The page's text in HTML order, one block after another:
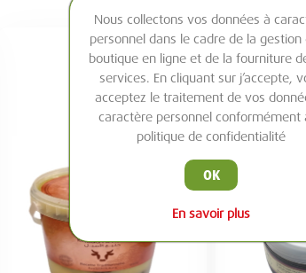
Nous collectons vos données à
personnel dans le cadre de la gestion
boutique en ligne et de la fourniture
services. En cliquant sur j’accepte,
acceptez le traitement de vos
caractère personnel conformément
politique de confidentialité
OK
En savoir plus